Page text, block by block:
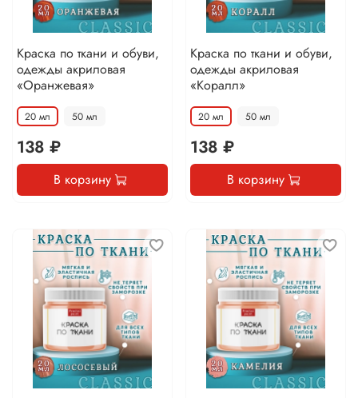
Краска по ткани и обуви,
одежды акриловая
«Оранжевая»
20 мл 50 мл
138 ₽
В корзину
Краска по ткани и обуви,
одежды акриловая
«Коралл»
20 мл 50 мл
138 ₽
В корзину